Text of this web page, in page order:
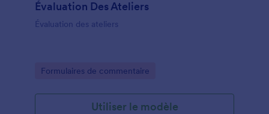
Évaluation Des Ateliers
Évaluation des ateliers
Go to Category:
Formulaires de commentaire
Utiliser le modèle